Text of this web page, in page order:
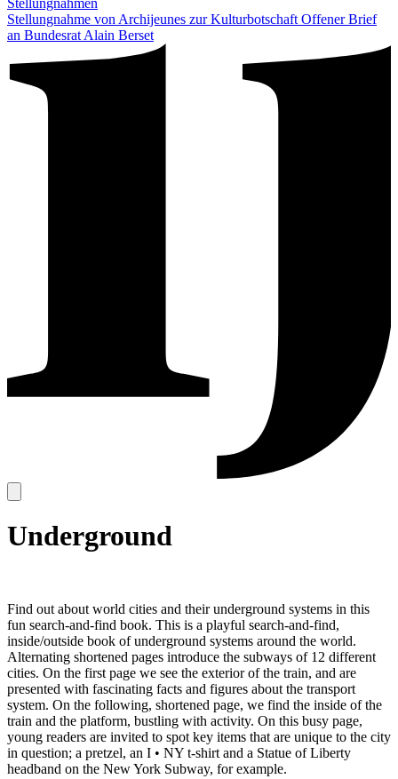
Stellungnahmen
Stellungnahme von Archijeunes zur Kulturbotschaft Offener Brief
an Bundesrat Alain Berset
Underground
Find out about world cities and their underground systems in this
fun search-and-find book. This is a playful search-and-find,
inside/outside book of underground systems around the world.
Alternating shortened pages introduce the subways of 12 different
cities. On the first page we see the exterior of the train, and are
presented with fascinating facts and figures about the transport
system. On the following, shortened page, we find the inside of the
train and the platform, bustling with activity. On this busy page,
young readers are invited to spot key items that are unique to the city
in question; a pretzel, an I • NY t-shirt and a Statue of Liberty
headband on the New York Subway, for example.